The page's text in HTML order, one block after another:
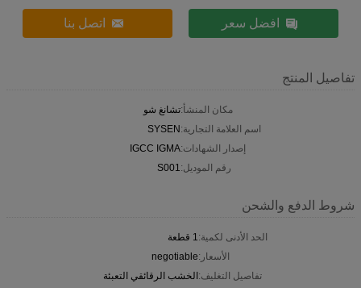
افضل سعر اتصل بنا
تفاصيل المنتج
مكان المنشأ:تشانغ شو
اسم العلامة التجارية:SYSEN
إصدار الشهادات:IGCC IGMA
رقم الموديل:S001
شروط الدفع والشحن
الحد الأدنى لكمية:1 قطعة
الأسعار:negotiable
تفاصيل التغليف:الخشب الرقائقي التعبئة